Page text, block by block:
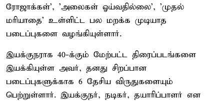
ரோஜாக்கள்', 'அலைகள் ஓய்வதில்லை', 'முதல்
மரியாதை' உள்ளிட்ட பல மறக்க முடியாத
படைப்புகளை வழங்கியுள்ளார்.
இயக்குநராக 40-க்கும் மேற்பட்ட திரைப்படங்களை
இயக்கியுள்ள அவர், தனது சிறப்பான
படைப்புகளுக்காக 6 தேசிய விருதுகளையும்
பெற்றுள்ளார். இயக்குநர், நடிகர், தயாரிப்பாளர் என